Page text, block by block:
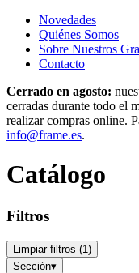
Novedades
Quiénes Somos
Sobre Nuestros
Contacto
Cerrado en agosto:
cerradas durante todo el
realizar compras online.
info@frame.es.
Catálogo
Filtros
Limpiar filtros (1)
Sección▾